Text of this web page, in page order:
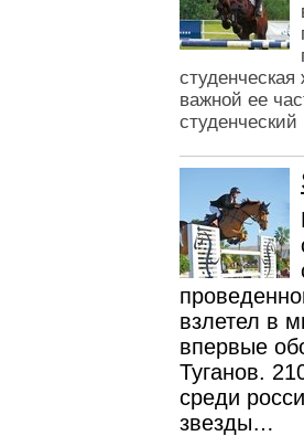
важной ее
взлетел в
впервые
Туганов.
среди
звезды…